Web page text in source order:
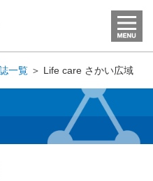
一覧 ＞ Life care さかい広域